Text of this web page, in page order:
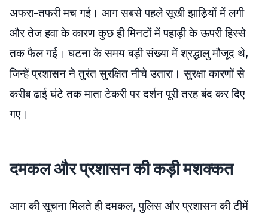
अफरा-तफरी मच गई। आग सबसे पहले सूखी झाड़ियों में लगी
और तेज हवा के कारण कुछ ही मिनटों में पहाड़ी के ऊपरी हिस्से
तक फैल गई। घटना के समय बड़ी संख्या में श्रद्धालु मौजूद थे,
जिन्हें प्रशासन ने तुरंत सुरक्षित नीचे उतारा। सुरक्षा कारणों से
करीब ढाई घंटे तक माता टेकरी पर दर्शन पूरी तरह बंद कर दिए
गए।
दमकल और प्रशासन की कड़ी मशक्कत
आग की सूचना मिलते ही दमकल, पुलिस और प्रशासन की टीमें